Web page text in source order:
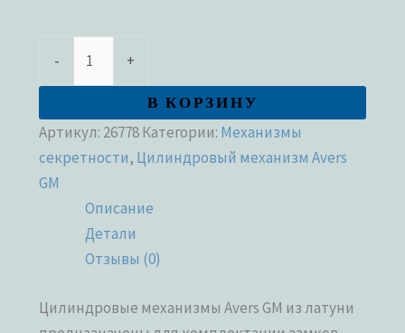
- +
В КОРЗИНУ
Артикул: 26778Категории: Механизмы
секретности, Цилиндровый механизм Avers
GM
Описание
Детали
Отзывы (0)
Цилиндровые механизмы Avers GM из латуни